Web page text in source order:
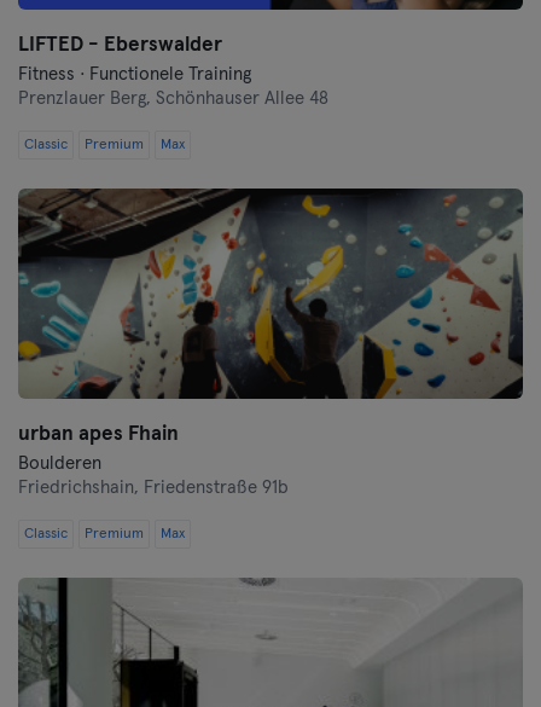
LIFTED - Eberswalder
Fitness · Functionele Training
Prenzlauer Berg, Schönhauser Allee 48
Classic Premium Max
urban apes Fhain
Boulderen
Friedrichshain, Friedenstraße 91b
Classic Premium Max
Münster
Nuremberg
Passau
Potsdam
Ravensburg
Regensburg
Saarlouis
Schwerin